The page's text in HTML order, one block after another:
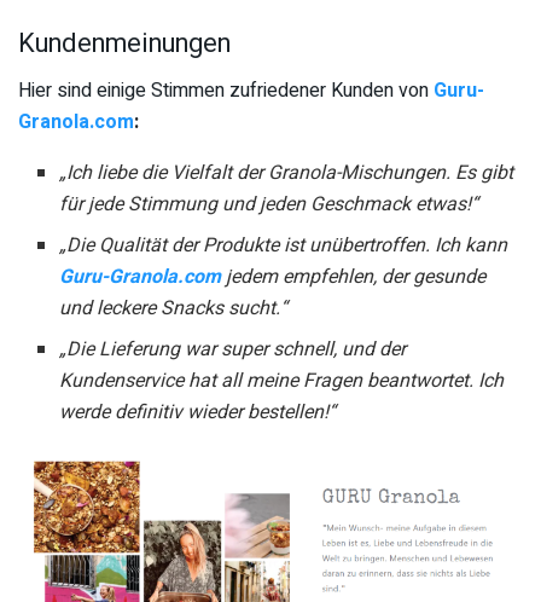
Kundenmeinungen
Hier sind einige Stimmen zufriedener Kunden von Guru-
Granola.com:
„Ich liebe die Vielfalt der Granola-Mischungen. Es gibt
für jede Stimmung und jeden Geschmack etwas!“
„Die Qualität der Produkte ist unübertroffen. Ich kann
Guru-Granola.comjedem empfehlen, der gesunde
und leckere Snacks sucht.“
„Die Lieferung war super schnell, und der
Kundenservice hat all meine Fragen beantwortet. Ich
werde definitiv wieder bestellen!“